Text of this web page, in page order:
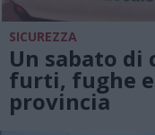
SICUREZZA
Un sabato
furti, fughe e
provincia